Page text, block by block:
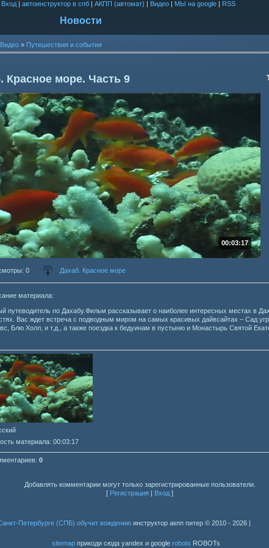
Вход| автоинструктор в спб| АКПП (автомат) | Видео| МЫ на google| RSS
Новости
Видео » Путешествия и события
Красное море. Часть 9
00:03:17
: 0 Дахаб. Красное море
материала:
путеводитель по Дахабу.Фильм рассказывает о наиболее интересных местах в
Вас ждет встреча с подводным миром на самых красивых дайвсайтах – Сад
Блю Холл, и т.д., а также поездка к бедуинам в пустыню и Монастырь Святой
материала: 00:03:17
: 0
Добавлять комментарии могут только зарегистрированные пользователи.
[ Регистрация | Вход ]
Петербурге (СПБ) обучит вождению инструктор акпп питер © 2010 - 2026 |
sitemap прикоди сюда yandex и google robots ROBOTs